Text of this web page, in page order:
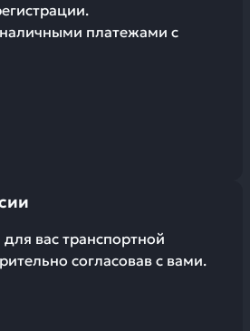
платежами с
вас транспортной
согласовав с вами.